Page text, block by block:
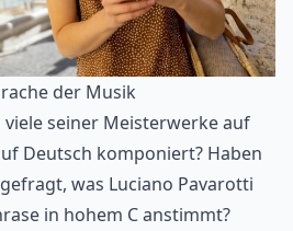
der Musik
seiner Meisterwerke auf
Deutsch komponiert? Haben
was Luciano Pavarotti
in hohem C anstimmt?